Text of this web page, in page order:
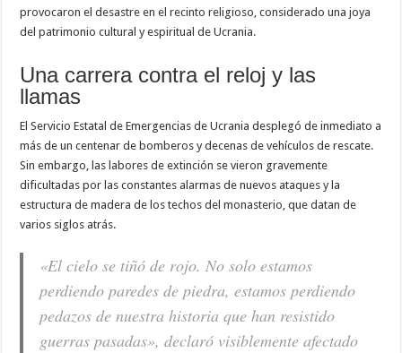
provocaron el desastre en el recinto religioso, considerado una joya
del patrimonio cultural y espiritual de Ucrania.
Una carrera contra el reloj y las
llamas
El Servicio Estatal de Emergencias de Ucrania desplegó de inmediato a
más de un centenar de bomberos y decenas de vehículos de rescate.
Sin embargo, las labores de extinción se vieron gravemente
dificultadas por las constantes alarmas de nuevos ataques y la
estructura de madera de los techos del monasterio, que datan de
varios siglos atrás.
«El cielo se tiñó de rojo. No solo estamos
perdiendo paredes de piedra, estamos perdiendo
pedazos de nuestra historia que han resistido
guerras pasadas», declaró visiblemente afectado